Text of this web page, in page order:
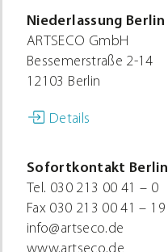
Niederlassung Berlin
ARTSECO GmbH
Bessemerstraße 2-14
12103 Berlin
Details
Sofortkontakt Berlin
Tel. 030 213 00 41 – 0
Fax 030 213 00 41 – 19
info@artseco.de